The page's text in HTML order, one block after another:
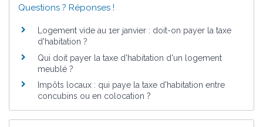
Questions ? Réponses !
Logement vide au 1er janvier : doit-on payer la taxe
d'habitation ?
Qui doit payer la taxe d'habitation d'un logement
meublé ?
Impôts locaux : qui paye la taxe d'habitation entre
concubins ou en colocation ?